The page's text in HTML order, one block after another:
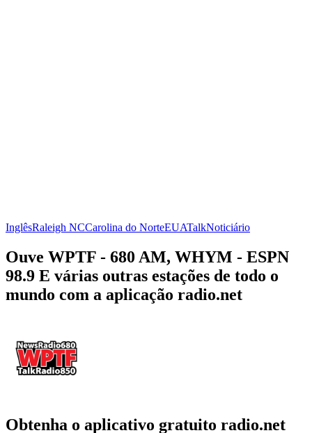
InglêsRaleigh NCCarolina do NorteEUATalkNoticiário
Ouve WPTF - 680 AM, WHYM - ESPN
98.9 E várias outras estações de todo o
mundo com a aplicação radio.net
Obtenha o aplicativo gratuito radio.net